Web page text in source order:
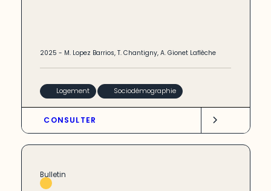
2025- M. Lopez Barrios,T. Chantigny,A. Gionet Laflèche
Logement Sociodémographie
CONSULTER
Bulletin